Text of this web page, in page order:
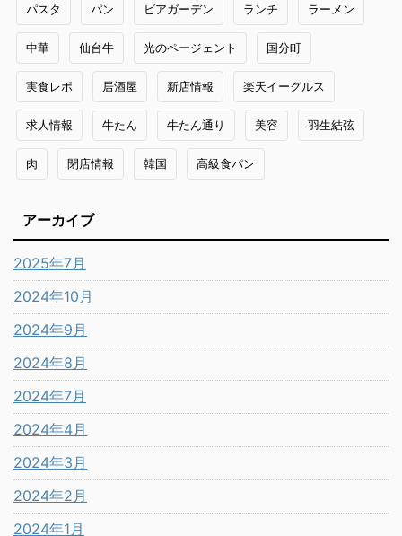
パスタ パン ビアガーデン ランチ ラーメン
中華 仙台牛 光のページェント 国分町
実食レポ 居酒屋 新店情報 楽天イーグルス
求人情報 牛たん 牛たん通り 美容 羽生結弦
肉 閉店情報 韓国 高級食パン
アーカイブ
2025年7月
2024年10月
2024年9月
2024年8月
2024年7月
2024年4月
2024年3月
2024年2月
2024年1月